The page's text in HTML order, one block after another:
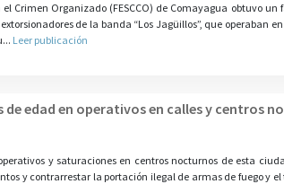
Crimen Organizado (FESCCO) de Comayagua obtuvo
de la banda “Los Jagüillos”, que operaban
Leer publicación
de edad en operativos en calles y centros
y saturaciones en centros nocturnos de esta
y contrarrestar la portación ilegal de armas de fuego y